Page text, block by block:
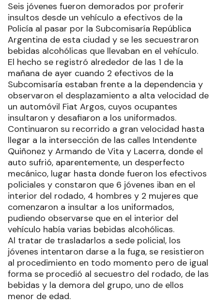
Seis jóvenes fueron demorados por proferir
insultos desde un vehículo a efectivos de la
Policía al pasar por la Subcomisaría República
Argentina de esta ciudad y se les secuestraron
bebidas alcohólicas que llevaban en el vehículo.
El hecho se registró alrededor de las 1 de la
mañana de ayer cuando 2 efectivos de la
Subcomisaría estaban frente a la dependencia y
observaron el desplazamiento a alta velocidad de
un automóvil Fiat Argos, cuyos ocupantes
insultaron y desafiaron a los uniformados.
Continuaron su recorrido a gran velocidad hasta
llegar a la intersección de las calles Intendente
Quiñonez y Armando de Vita y Lacerra, donde el
auto sufrió, aparentemente, un desperfecto
mecánico, lugar hasta donde fueron los efectivos
policiales y constaron que 6 jóvenes iban en el
interior del rodado, 4 hombres y 2 mujeres que
comenzaron a insultar a los uniformados,
pudiendo observarse que en el interior del
vehículo había varias bebidas alcohólicas.
Al tratar de trasladarlos a sede policial, los
jóvenes intentaron darse a la fuga, se resistieron
al procedimiento en todo momento pero de igual
forma se procedió al secuestro del rodado, de las
bebidas y la demora del grupo, uno de ellos
menor de edad.